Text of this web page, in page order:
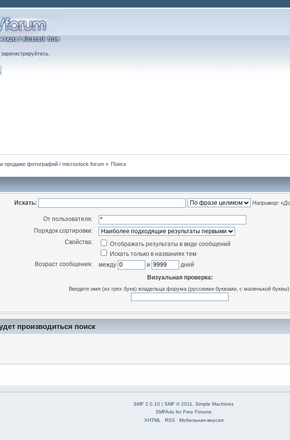
зарегистрируйтесь
продаже фотографий / microstock forum» Поиск
Искать: Например:
От пользователя:
Порядок сортировки:
Свойства:
Отображать результаты в виде сообщений
Искать только в названиях тем
Возраст сообщения:
между и
дней
Визуальная проверка:
Введите имя (из трех букв) владельца форума (русскими буквами, с маленькой
производиться поиск
SMF 2.0.10 |SMF © 2011 ,Simple Machines
SMFAds forFree Forums
XHTML
RSS Мобильная версия